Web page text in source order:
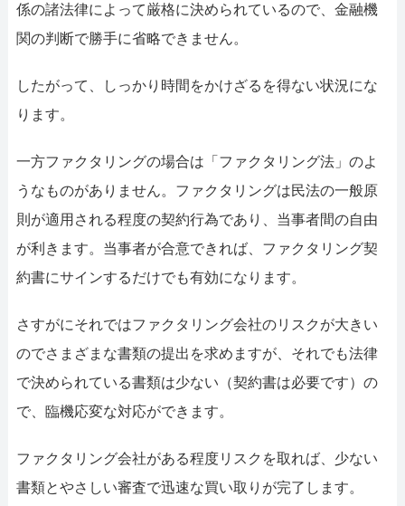
係の諸法律によって厳格に決められているので、金融機
関の判断で勝手に省略できません。
したがって、しっかり時間をかけざるを得ない状況にな
ります。
一方ファクタリングの場合は「ファクタリング法」のよ
うなものがありません。ファクタリングは民法の一般原
則が適用される程度の契約行為であり、当事者間の自由
が利きます。当事者が合意できれば、ファクタリング契
約書にサインするだけでも有効になります。
さすがにそれではファクタリング会社のリスクが大きい
のでさまざまな書類の提出を求めますが、それでも法律
で決められている書類は少ない（契約書は必要です）の
で、臨機応変な対応ができます。
ファクタリング会社がある程度リスクを取れば、少ない
書類とやさしい審査で迅速な買い取りが完了します。